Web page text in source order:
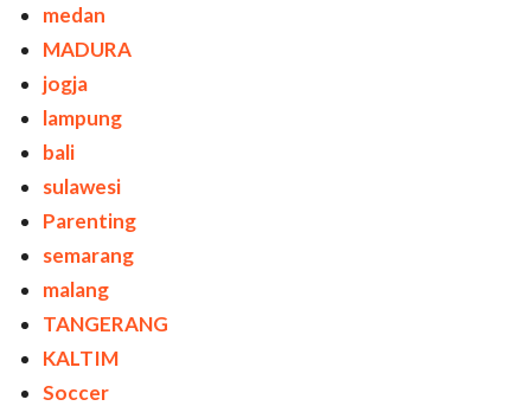
medan
MADURA
jogja
lampung
bali
sulawesi
Parenting
semarang
malang
TANGERANG
KALTIM
Soccer